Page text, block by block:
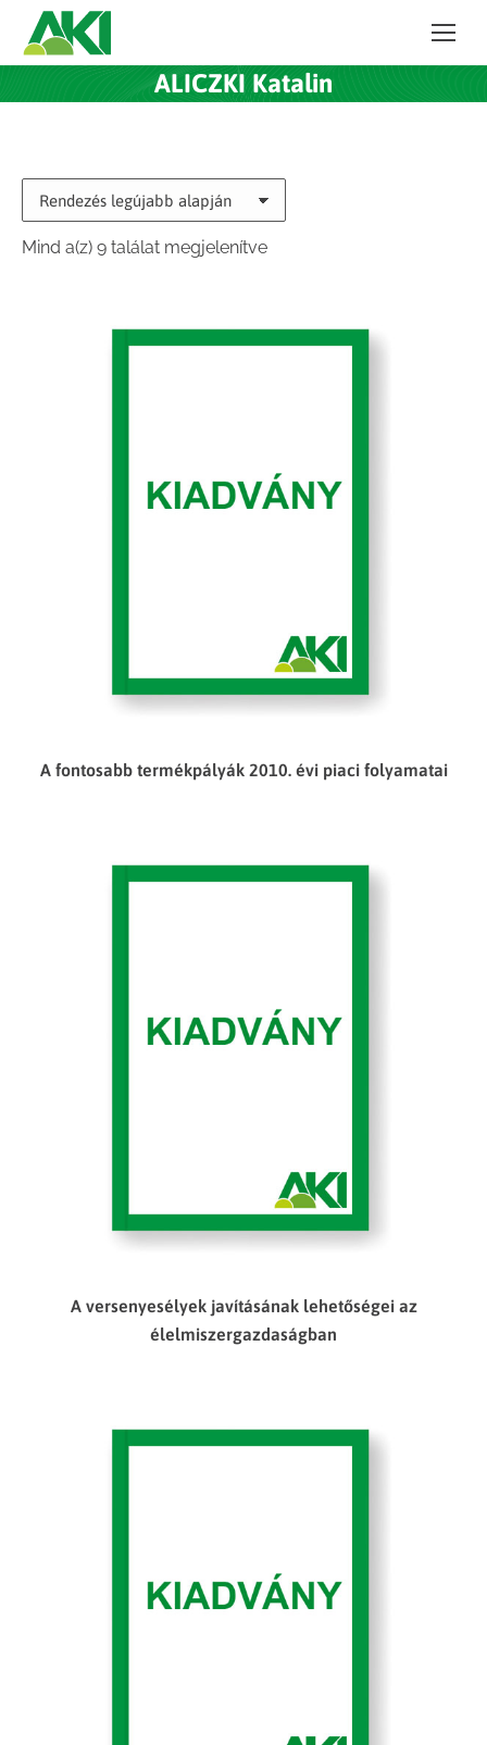
ALICZKI Katalin
Mind a(z) 9 találat megjelenítveSorted
A fontosabb termékpályák 2010. évi piaci folyamatai
A versenyesélyek javításának lehetőségei az
élelmiszergazdaságban